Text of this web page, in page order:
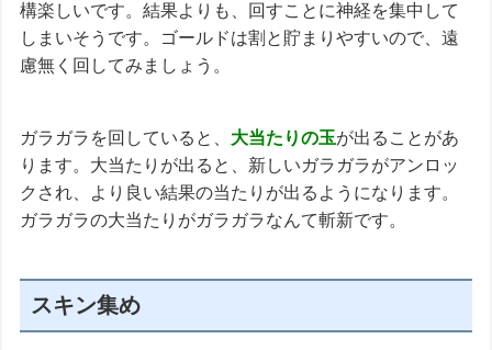
構楽しいです。結果よりも、回すことに神経を集中して
しまいそうです。ゴールドは割と貯まりやすいので、遠
慮無く回してみましょう。
ガラガラを回していると、 大当たりの玉が出ることがあ
ります。大当たりが出ると、新しいガラガラがアンロッ
クされ、より良い結果の当たりが出るようになります。
ガラガラの大当たりがガラガラなんて斬新です。
スキン集め